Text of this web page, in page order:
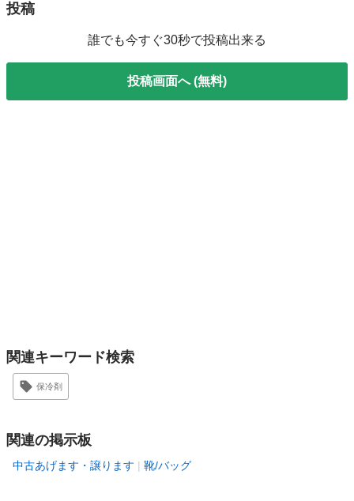
投稿
誰でも今すぐ30秒で投稿出来る
投稿画面へ (無料)
関連キーワード検索
保冷剤
関連の掲示板
中古あげます・譲ります 靴/バッグ